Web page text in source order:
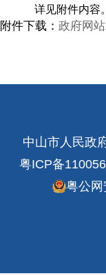
详见附件内容。
附件下载： 政府网
中山市人民政
粤ICP备
粤公